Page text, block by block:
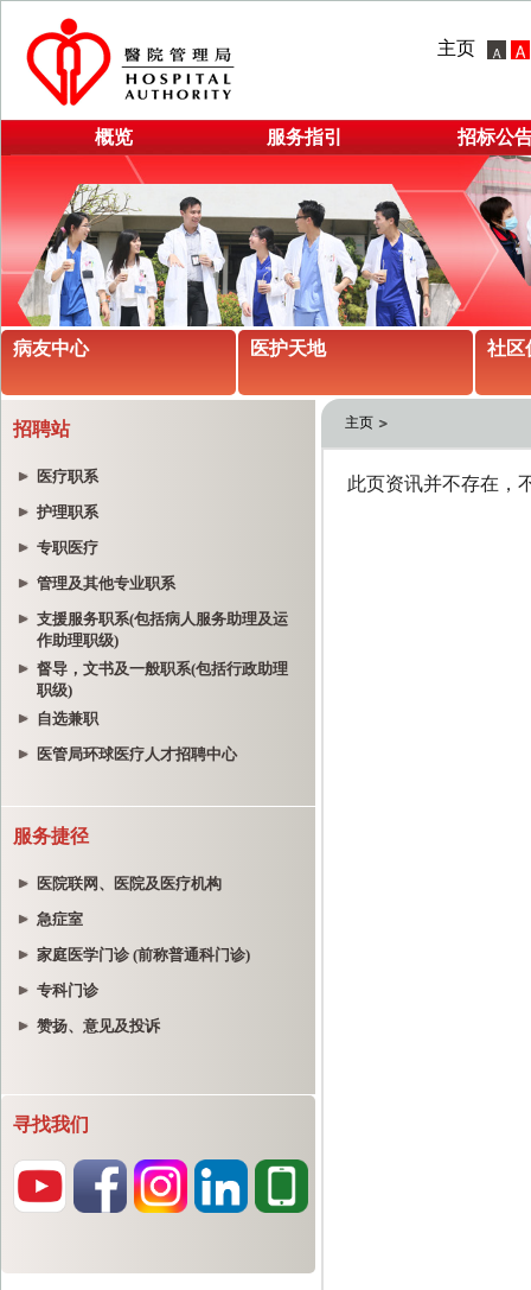
主页
概览 服务指引 招标公
病友中心 医护天地 社区
招聘站
医疗职系
护理职系
专职医疗
管理及其他专业职系
支援服务职系(包括病人服务助理及运
作助理职级)
督导，文书及一般职系(包括行政助理
职级)
自选兼职
医管局环球医疗人才招聘中心
服务捷径
医院联网、医院及医疗机构
急症室
家庭医学门诊 (前称普通科门诊)
专科门诊
赞扬、意见及投诉
寻找我们
主页